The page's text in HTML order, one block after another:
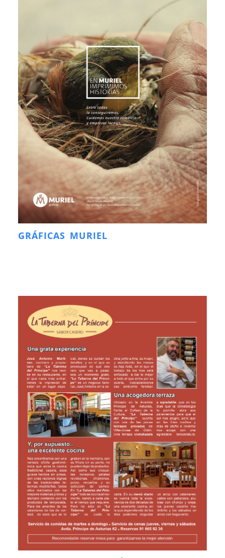
GRÁFICAS MURIEL